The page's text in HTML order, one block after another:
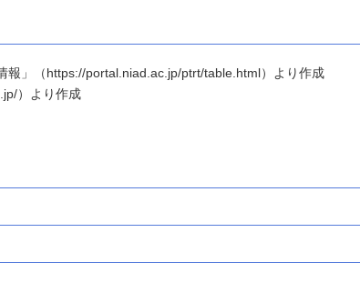
報」（https://portal.niad.ac.jp/ptrt/table.html）より作成
）より作成